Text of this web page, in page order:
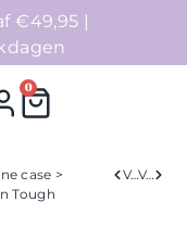
€49,95 |
0
case >
Tough
Verleden Volgend